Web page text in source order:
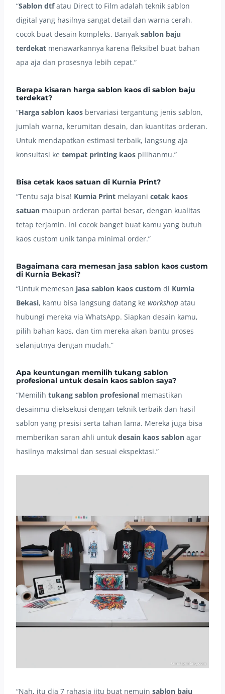
“Sablon dtfatau Direct to Film adalah teknik sablon
digital yang hasilnya sangat detail dan warna cerah,
cocok buat desain kompleks. Banyak sablon baju
terdekat menawarkannya karena fleksibel buat bahan
apa aja dan prosesnya lebih cepat.”
Berapa kisaran harga sablon kaos di sablon baju
terdekat?
“Harga sablon kaos bervariasi tergantung jenis sablon,
jumlah warna, kerumitan desain, dan kuantitas orderan.
Untuk mendapatkan estimasi terbaik, langsung aja
konsultasi ke tempat printing kaos pilihanmu.”
Bisa cetak kaos satuan di Kurnia Print?
“Tentu saja bisa! Kurnia Print melayani cetak kaos
satuan maupun orderan partai besar, dengan kualitas
tetap terjamin. Ini cocok banget buat kamu yang butuh
kaos custom unik tanpa minimal order.”
Bagaimana cara memesan jasa sablon kaos custom
di Kurnia Bekasi?
“Untuk memesan jasa sablon kaos custom di Kurnia
Bekasi, kamu bisa langsung datang ke workshop atau
hubungi mereka via WhatsApp. Siapkan desain kamu,
pilih bahan kaos, dan tim mereka akan bantu proses
selanjutnya dengan mudah.”
Apa keuntungan memilih tukang sablon
profesional untuk desain kaos sablon saya?
“Memilih tukang sablon profesional memastikan
desainmu dieksekusi dengan teknik terbaik dan hasil
sablon yang presisi serta tahan lama. Mereka juga bisa
memberikan saran ahli untuk desain kaos sablon agar
hasilnya maksimal dan sesuai ekspektasi.”
“Nah, itu dia 7 rahasia jitu buat nemuin sablon baju